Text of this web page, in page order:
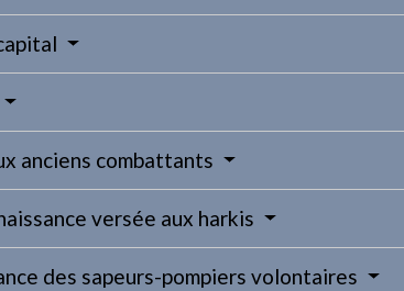
anciens combattants
versée aux harkis
des sapeurs-pompiers volontaires